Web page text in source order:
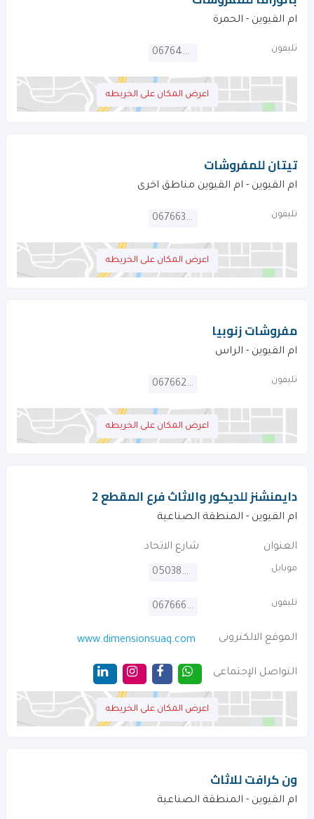
ام القيوين - الحمرة
تليفون 067646621
اعرض المكان على الخريطه
تيتان للمفروشات
ام القيوين - ام القيوين مناطق اخرى
تليفون 067663578
اعرض المكان على الخريطه
مفروشات زنوبيا
ام القيوين - الراس
تليفون 067662352
اعرض المكان على الخريطه
دايمنشنز للديكور والاثاث فرع المقطع 2
ام القيوين - المنطقة الصناعية
العنوان شارع الاتحاد
موبايل 0503803000
تليفون 067666310
الموقع الالكترونى www.dimensionsuaq.com
التواصل الإجتماعى
اعرض المكان على الخريطه
ون كرافت للاثاث
ام القيوين - المنطقة الصناعية